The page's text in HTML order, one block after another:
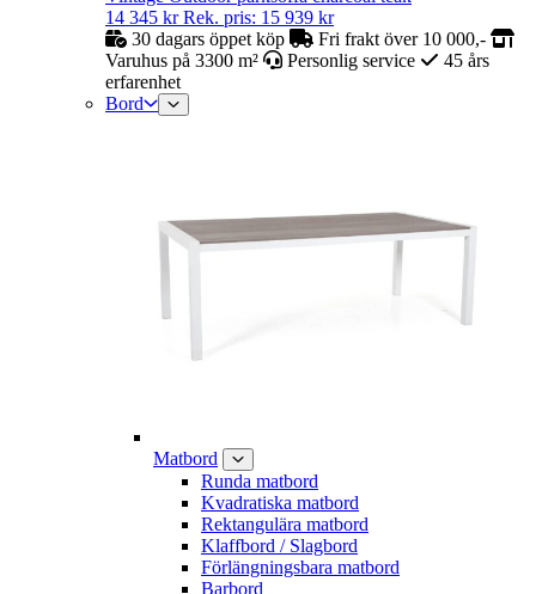
14 345 kr Rek. pris: 15 939 kr
30 dagars öppet köp
Fri frakt över 10 000,-
Varuhus på 3300 m²
Personlig service
45 års
erfarenhet
Bord
Matbord
Runda matbord
Kvadratiska matbord
Rektangulära matbord
Klaffbord / Slagbord
Förlängningsbara matbord
Barbord